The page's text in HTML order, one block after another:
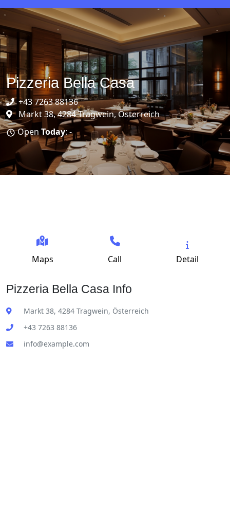
Pizzeria Bella Casa
+43 7263 88136
Markt 38, 4284 Tragwein, Österreich
Open Today: -
Maps Call Detail
Pizzeria Bella Casa Info
Markt 38, 4284 Tragwein, Österreich
+43 7263 88136
info@example.com